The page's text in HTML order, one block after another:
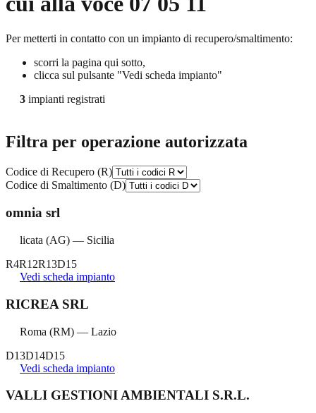
Per metterti in contatto con un impianto di recupero/smaltimento:
scorri la pagina qui sotto,
clicca sul pulsante "Vedi scheda impianto"
3 impianti registrati
Filtra per operazione autorizzata
Codice di Recupero (R)
Codice di Smaltimento (D)
omnia srl
licata (AG) — Sicilia
R4R12R13D15
Vedi scheda impianto
RICREA SRL
Roma (RM) — Lazio
D13D14D15
Vedi scheda impianto
VALLI GESTIONI AMBIENTALI S.R.L.